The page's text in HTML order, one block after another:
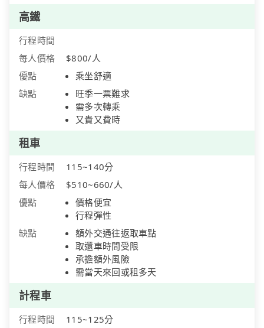
高鐵
行程時間
每人價格
$800/人
優點
乘坐舒適
缺點
旺季一票難求
需多次轉乘
又貴又費時
租車
行程時間
115~140分
每人價格
$510~660/人
優點
價格便宜
行程彈性
缺點
額外交通往返取車點
取還車時間受限
承擔額外風險
需當天來回或租多天
計程車
行程時間
115~125分